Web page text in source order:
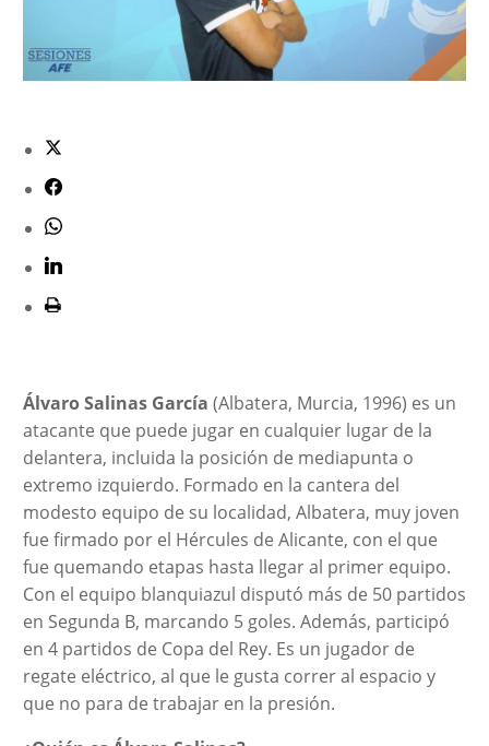
Álvaro Salinas García (Albatera, Murcia, 1996) es un
atacante que puede jugar en cualquier lugar de la
delantera, incluida la posición de mediapunta o
extremo izquierdo. Formado en la cantera del
modesto equipo de su localidad, Albatera, muy joven
fue firmado por el Hércules de Alicante, con el que
fue quemando etapas hasta llegar al primer equipo.
Con el equipo blanquiazul disputó más de 50 partidos
en Segunda B, marcando 5 goles. Además, participó
en 4 partidos de Copa del Rey. Es un jugador de
regate eléctrico, al que le gusta correr al espacio y
que no para de trabajar en la presión.